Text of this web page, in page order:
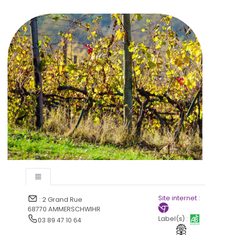
: 2 Grand Rue
68770 AMMERSCHWIHR
03 89 47 10 64
Site internet :
Label(s) :